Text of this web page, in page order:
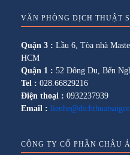
VĂN PHÒNG DỊCH THUẬT
Quận 3 : Lầu 6, Tòa nhà
HCM
Quận 1 : 52 Đông Du, Bến
Tel : 028.66829216
Điện thoại : 0932237939
Email :
CÔNG TY CỔ PHẦN CHÂU Á